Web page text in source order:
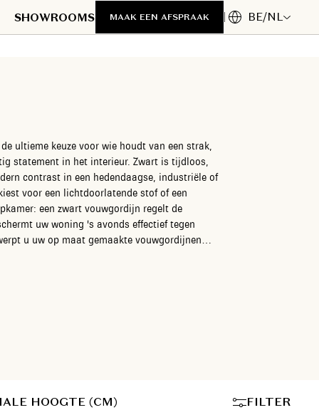
SHOWROOMS MAAK EEN AFSPRAAK BE/NL
ultieme keuze voor wie houdt van een strak,
statement in het interieur. Zwart is tijdloos,
contrast in een hedendaagse, industriële of
voor een lichtdoorlatende stof of een
een zwart vouwgordijn regelt de
uw woning 's avonds effectief tegen
u uw op maat gemaakte vouwgordijnen
tot luxe, zware stoffen. Onze
nauwkeurige opmeting tot de vlekkeloze
Geniet van een perfect afgewerkt en
HOOGTE (CM) FILTER